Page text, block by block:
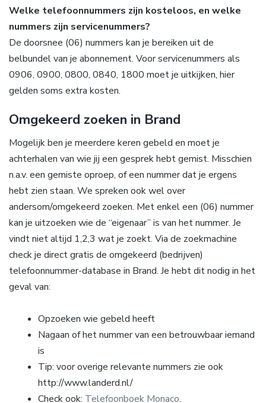
Welke telefoonnummers zijn kosteloos, en welke
nummers zijn servicenummers?
De doorsnee (06) nummers kan je bereiken uit de
belbundel van je abonnement. Voor servicenummers als
0906, 0900, 0800, 0840, 1800 moet je uitkijken, hier
gelden soms extra kosten.
Omgekeerd zoeken in Brand
Mogelijk ben je meerdere keren gebeld en moet je
achterhalen van wie jij een gesprek hebt gemist. Misschien
n.a.v. een gemiste oproep, of een nummer dat je ergens
hebt zien staan. We spreken ook wel over
andersom/omgekeerd zoeken. Met enkel een (06) nummer
kan je uitzoeken wie de “eigenaar” is van het nummer. Je
vindt niet altijd 1,2,3 wat je zoekt. Via de zoekmachine
check je direct gratis de omgekeerd (bedrijven)
telefoonnummer-database in Brand. Je hebt dit nodig in het
geval van:
Opzoeken wie gebeld heeft
Nagaan of het nummer van een betrouwbaar iemand
is
Tip: voor overige relevante nummers zie ook
http://www.landerd.nl/
Check ook: Telefoonboek Monaco.